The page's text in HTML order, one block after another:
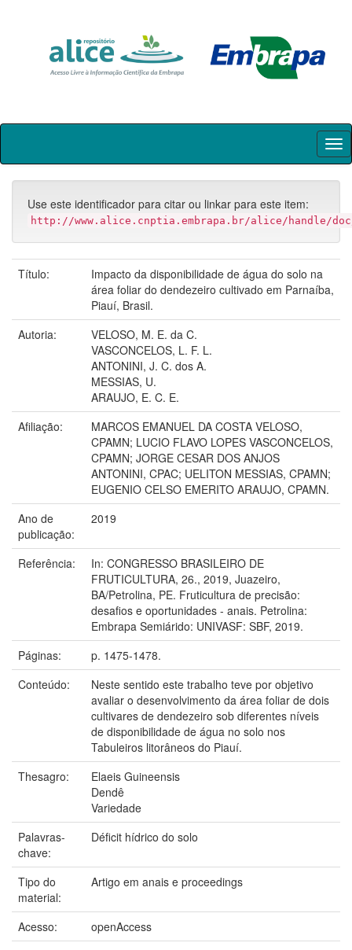
Skip
Use este identificador para citar ou linkar para este item:
http://www.alice.cnptia.embrapa.br/alice/handle/doc/
Título:
Impacto da disponibilidade de água do solo na
área foliar do dendezeiro cultivado em Parnaíba,
Piauí, Brasil.
Autoria:
VELOSO, M. E. da C.
VASCONCELOS, L. F. L.
ANTONINI, J. C. dos A.
MESSIAS, U.
ARAUJO, E. C. E.
Afiliação:
MARCOS EMANUEL DA COSTA VELOSO,
CPAMN; LUCIO FLAVO LOPES VASCONCELOS,
CPAMN; JORGE CESAR DOS ANJOS
ANTONINI, CPAC; UELITON MESSIAS, CPAMN;
EUGENIO CELSO EMERITO ARAUJO, CPAMN.
Ano de
publicação:
2019
Referência:
In: CONGRESSO BRASILEIRO DE
FRUTICULTURA, 26., 2019, Juazeiro,
BA/Petrolina, PE. Fruticultura de precisão:
desafios e oportunidades - anais. Petrolina:
Embrapa Semiárido: UNIVASF: SBF, 2019.
Páginas:
p. 1475-1478.
Conteúdo:
Neste sentido este trabalho teve por objetivo
avaliar o desenvolvimento da área foliar de dois
cultivares de dendezeiro sob diferentes níveis
de disponibilidade de água no solo nos
Tabuleiros litorâneos do Piauí.
Thesagro:
Elaeis Guineensis
Dendê
Variedade
Palavras-
chave:
Déficit hídrico do solo
Tipo do
material:
Artigo em anais e proceedings
Acesso:
openAccess